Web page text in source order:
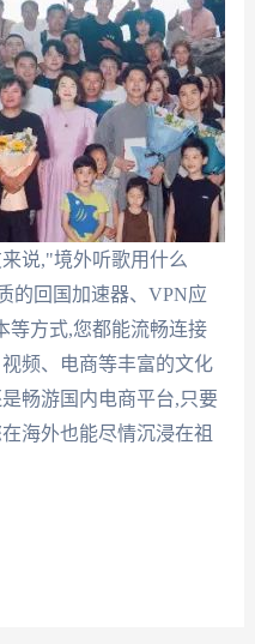
说,"境外听歌用什么
的回国加速器、VPN应
等方式,您都能流畅连接
频、电商等丰富的文化
畅游国内电商平台,只要
海外也能尽情沉浸在祖